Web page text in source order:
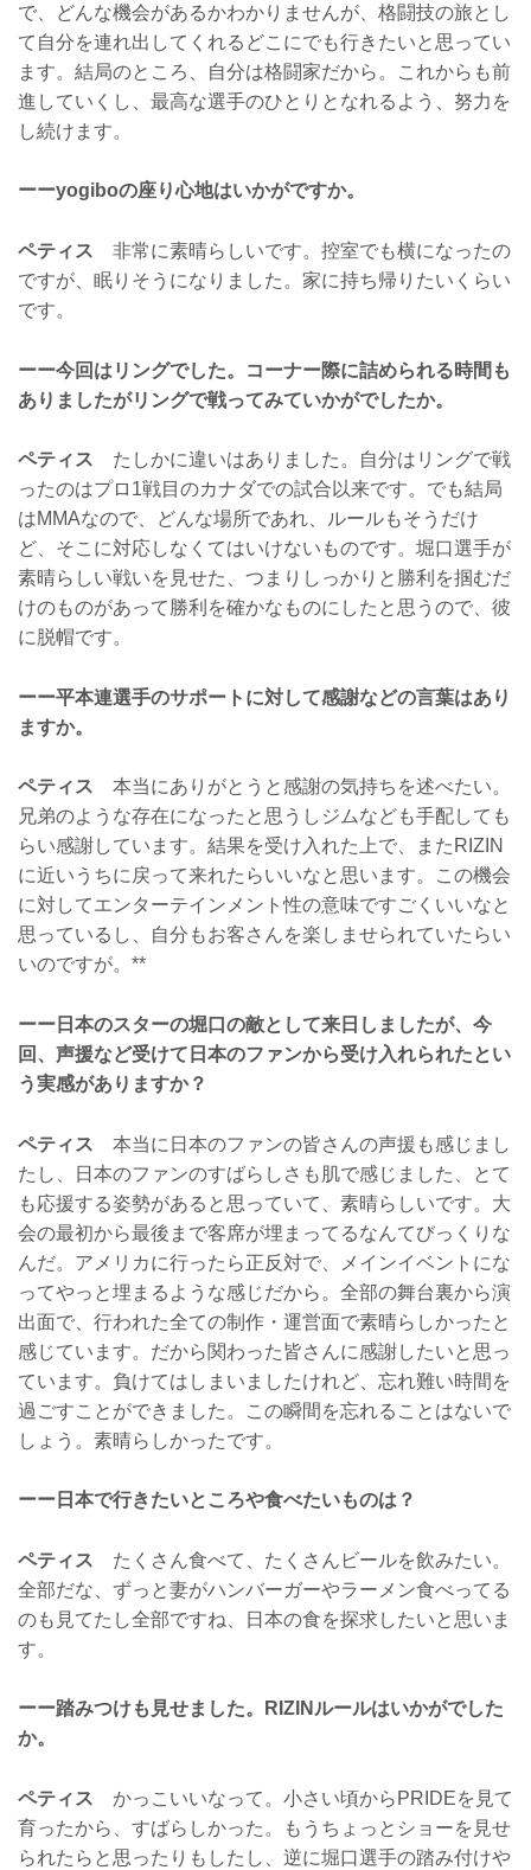
で、どんな機会があるかわかりませんが、格闘技の旅とし
て自分を連れ出してくれるどこにでも行きたいと思ってい
ます。結局のところ、自分は格闘家だから。これからも前
進していくし、最高な選手のひとりとなれるよう、努力を
し続けます。
ーーyogiboの座り心地はいかがですか。
ペティス 非常に素晴らしいです。控室でも横になったの
ですが、眠りそうになりました。家に持ち帰りたいくらい
です。
ーー今回はリングでした。コーナー際に詰められる時間も
ありましたがリングで戦ってみていかがでしたか。
ペティス たしかに違いはありました。自分はリングで戦
ったのはプロ1戦目のカナダでの試合以来です。でも結局
はMMAなので、どんな場所であれ、ルールもそうだけ
ど、そこに対応しなくてはいけないものです。堀口選手が
素晴らしい戦いを見せた、つまりしっかりと勝利を掴むだ
けのものがあって勝利を確かなものにしたと思うので、彼
に脱帽です。
ーー平本連選手のサポートに対して感謝などの言葉はあり
ますか。
ペティス 本当にありがとうと感謝の気持ちを述べたい。
兄弟のような存在になったと思うしジムなども手配しても
らい感謝しています。結果を受け入れた上で、またRIZIN
に近いうちに戻って来れたらいいなと思います。この機会
に対してエンターテインメント性の意味ですごくいいなと
思っているし、自分もお客さんを楽しませられていたらい
いのですが。**
ーー日本のスターの堀口の敵として来日しましたが、今
回、声援など受けて日本のファンから受け入れられたとい
う実感がありますか？
ペティス 本当に日本のファンの皆さんの声援も感じまし
たし、日本のファンのすばらしさも肌で感じました、とて
も応援する姿勢があると思っていて、素晴らしいです。大
会の最初から最後まで客席が埋まってるなんてびっくりな
んだ。アメリカに行ったら正反対で、メインイベントにな
ってやっと埋まるような感じだから。全部の舞台裏から演
出面で、行われた全ての制作・運営面で素晴らしかったと
感じています。だから関わった皆さんに感謝したいと思っ
ています。負けてはしまいましたけれど、忘れ難い時間を
過ごすことができました。この瞬間を忘れることはないで
しょう。素晴らしかったです。
ーー日本で行きたいところや食べたいものは？
ペティス たくさん食べて、たくさんビールを飲みたい。
全部だな、ずっと妻がハンバーガーやラーメン食べってる
のも見てたし全部ですね、日本の食を探求したいと思いま
す。
ーー踏みつけも見せました。RIZINルールはいかがでした
か。
ペティス かっこいいなって。小さい頃からPRIDEを見て
育ったから、すばらしかった。もうちょっとショーを見せ
られたらと思ったりもしたし、逆に堀口選手の踏み付けや